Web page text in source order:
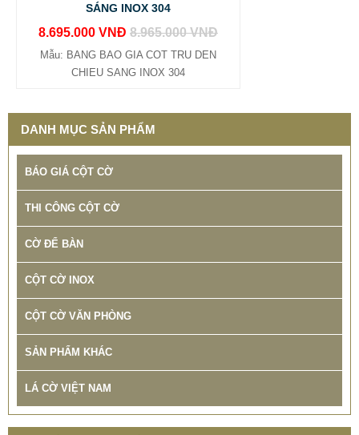
SÁNG INOX 304
8.695.000 VNĐ 8.965.000 VNĐ
Mẫu: BANG BAO GIA COT TRU DEN
CHIEU SANG INOX 304
DANH MỤC SẢN PHẨM
BÁO GIÁ CỘT CỜ
THI CÔNG CỘT CỜ
CỜ ĐỂ BÀN
CỘT CỜ INOX
CỘT CỜ VĂN PHÒNG
SẢN PHẨM KHÁC
LÁ CỜ VIỆT NAM